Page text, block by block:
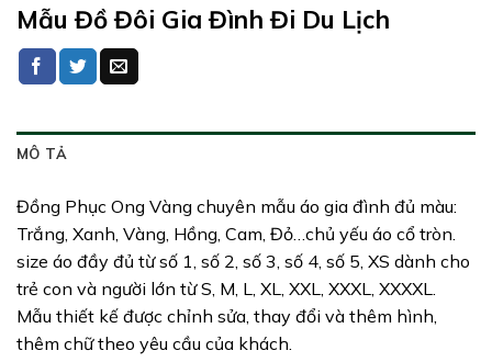
Mẫu Đồ Đôi Gia Đình Đi Du Lịch
MÔ TẢ
Đồng Phục Ong Vàng chuyên mẫu áo gia đình đủ màu:
Trắng, Xanh, Vàng, Hồng, Cam, Đỏ…chủ yếu áo cổ tròn.
size áo đầy đủ từ số 1, số 2, số 3, số 4, số 5, XS dành cho
trẻ con và người lớn từ S, M, L, XL, XXL, XXXL, XXXXL.
Mẫu thiết kế được chỉnh sửa, thay đổi và thêm hình,
thêm chữ theo yêu cầu của khách.